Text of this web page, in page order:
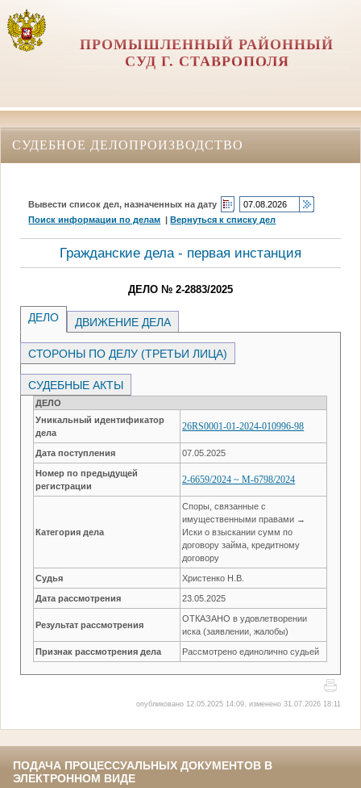
ПРОМЫШЛЕННЫЙ РАЙОННЫЙ
СУД Г. СТАВРОПОЛЯ
СУДЕБНОЕ ДЕЛОПРОИЗВОДСТВО
Вывести список дел, назначенных на дату
Поиск информации по делам |Вернуться к списку дел
Гражданские дела - первая инстанция
ДЕЛО № 2-2883/2025
ДЕЛО ДВИЖЕНИЕ ДЕЛА
СТОРОНЫ ПО ДЕЛУ (ТРЕТЬИ ЛИЦА)
СУДЕБНЫЕ АКТЫ
ДЕЛО
Уникальный идентификатор
дела
26RS0001-01-2024-010996-98
Дата поступления 07.05.2025
Номер по предыдущей
регистрации
2-6659/2024 ~ М-6798/2024
Категория дела
Споры, связанные с
имущественными правами →
Иски о взыскании сумм по
договору займа, кредитному
договору
Судья Христенко Н.В.
Дата рассмотрения 23.05.2025
Результат рассмотрения
ОТКАЗАНО в удовлетворении
иска (заявлении, жалобы)
Признак рассмотрения дела Рассмотрено единолично судьей
опубликовано 12.05.2025 14:09, изменено 31.07.2026 18:11
ПОДАЧА ПРОЦЕССУАЛЬНЫХ ДОКУМЕНТОВ В
ЭЛЕКТРОННОМ ВИДЕ